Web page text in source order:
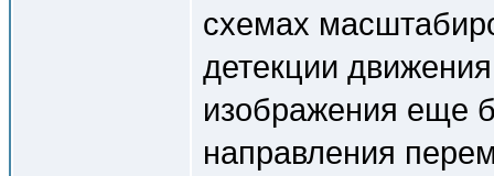
схемах
детекции
изображения еще
направления